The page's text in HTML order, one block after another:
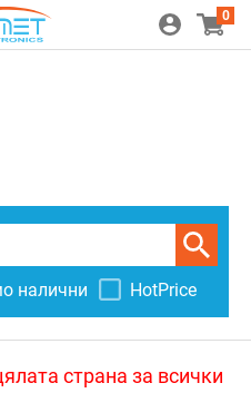
0
налични HotPrice
страна за всички